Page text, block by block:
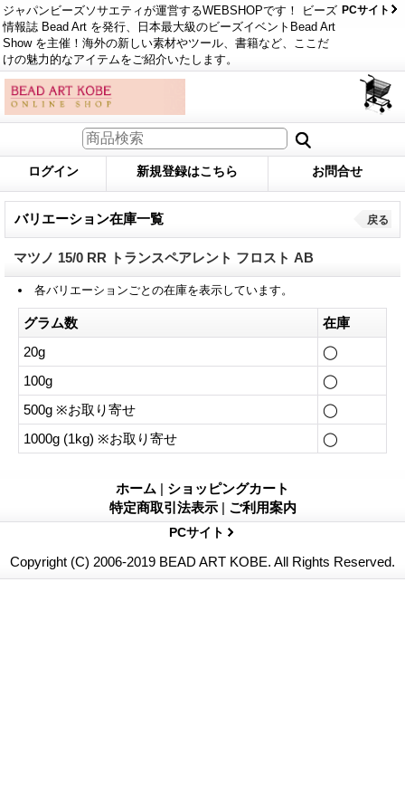
ジャパンビーズソサエティが運営するWEBSHOPです！ ビーズ
情報誌 Bead Art を発行、日本最大級のビーズイベントBead Art
Show を主催！海外の新しい素材やツール、書籍など、ここだ
けの魅力的なアイテムをご紹介いたします。
PCサイト
ログイン 新規登録はこちら お問合せ
バリエーション在庫一覧 戻る
マツノ 15/0 RR トランスペアレント フロスト AB
各バリエーションごとの在庫を表示しています。
グラム数
在庫
20g
◯
100g
◯
500g ※お取り寄せ
◯
1000g (1kg) ※お取り寄せ
◯
ホーム | ショッピングカート
特定商取引法表示 | ご利用案内
PCサイト
Copyright (C) 2006-2019 BEAD ART KOBE. All Rights Reserved.